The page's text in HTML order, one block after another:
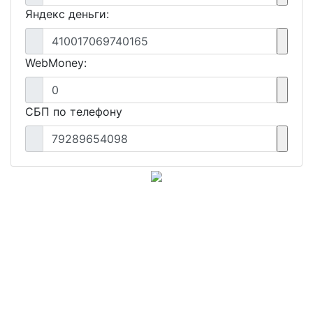
Яндекс деньги:
410017069740165
WebMoney:
0
СБП по телефону
79289654098